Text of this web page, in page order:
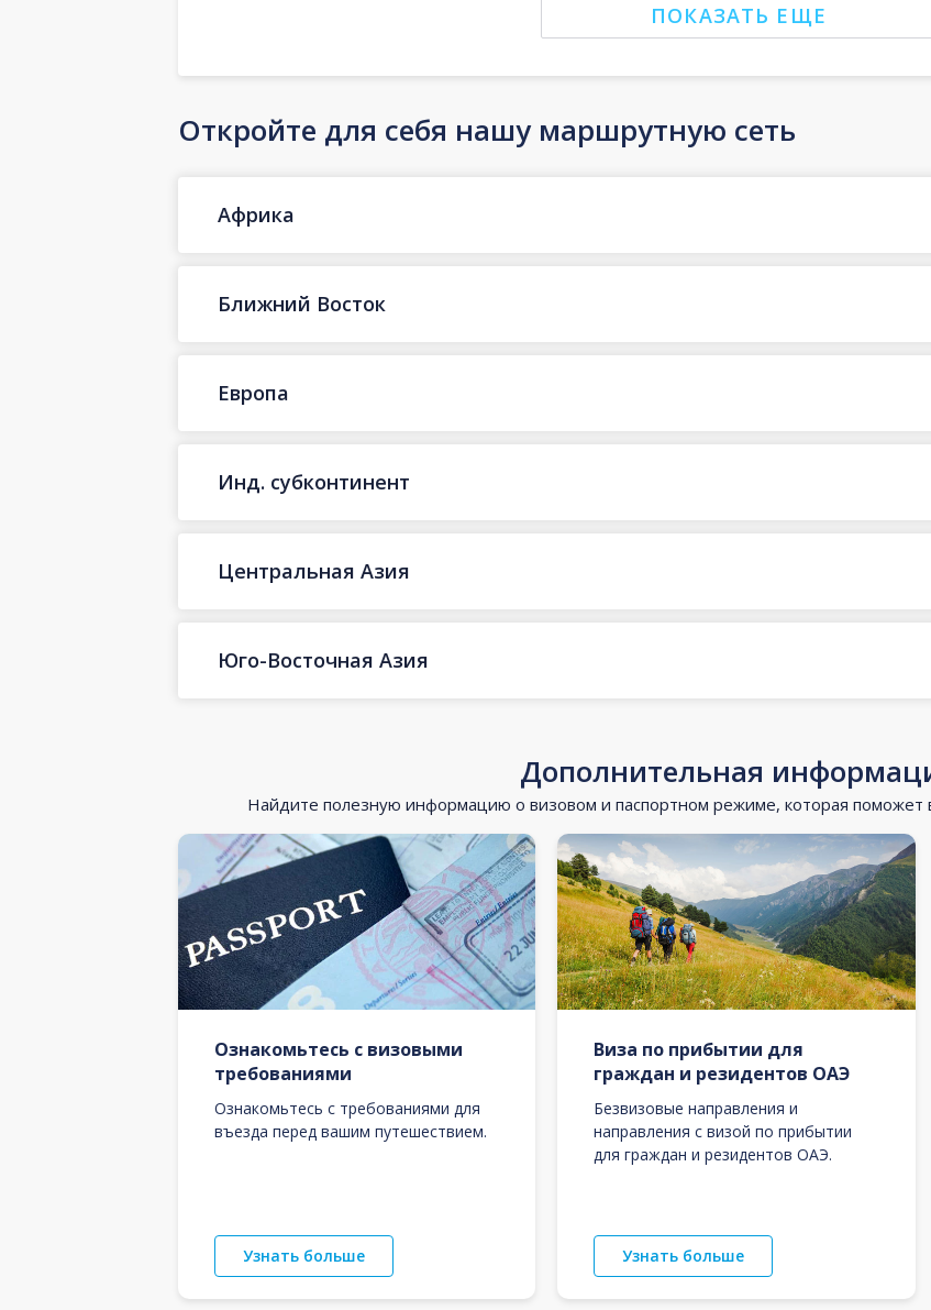
ПОКАЗАТЬ ЕЩЕ
Откройте для себя нашу маршрутную сеть
Африка
Ближний Восток
Европа
Инд. субконтинент
Центральная Азия
Юго-Восточная Азия
Дополнительная
Найдите полезную информацию о визовом и паспортном режиме, которая поможет
Ознакомьтесь с визовыми
требованиями
Ознакомьтесь с требованиями для
въезда перед вашим путешествием.
Узнать больше
Виза по прибытии для
граждан и резидентов ОАЭ
Безвизовые направления и
направления с визой по прибытии
для граждан и резидентов ОАЭ.
Узнать больше